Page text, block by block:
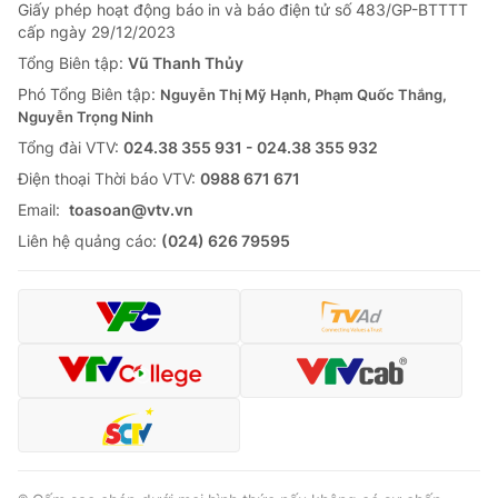
Sản phẩm
Thị trường
Tư vấn
Lịch phát sóng
Chuyên mục khác
Emagazine Podcast
Photo Infographic
Shorts video
VTV Money VTV Thể thao
VTV Sức khoẻ
Giấy phép hoạt động báo in và báo điện tử số 483/GP-BTTTT
cấp ngày 29/12/2023
Tổng Biên tập: Vũ Thanh Thủy
Phó Tổng Biên tập: Nguyễn Thị Mỹ Hạnh, Phạm Quốc Thắng,
Nguyễn Trọng Ninh
Tổng đài VTV: 024.38 355 931 - 024.38 355 932
Ðiện thoại Thời báo VTV: 0988 671 671
Email: toasoan@vtv.vn
Liên hệ quảng cáo: (024) 626 79595